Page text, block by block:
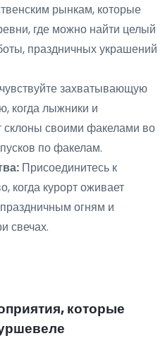
рынкам, которые
где можно найти целый
праздничных украшений
захватывающую
когда лыжники и
своими факелами во
по факелам.
Присоединитесь к
когда курорт оживает
огням и
свечах.
которые